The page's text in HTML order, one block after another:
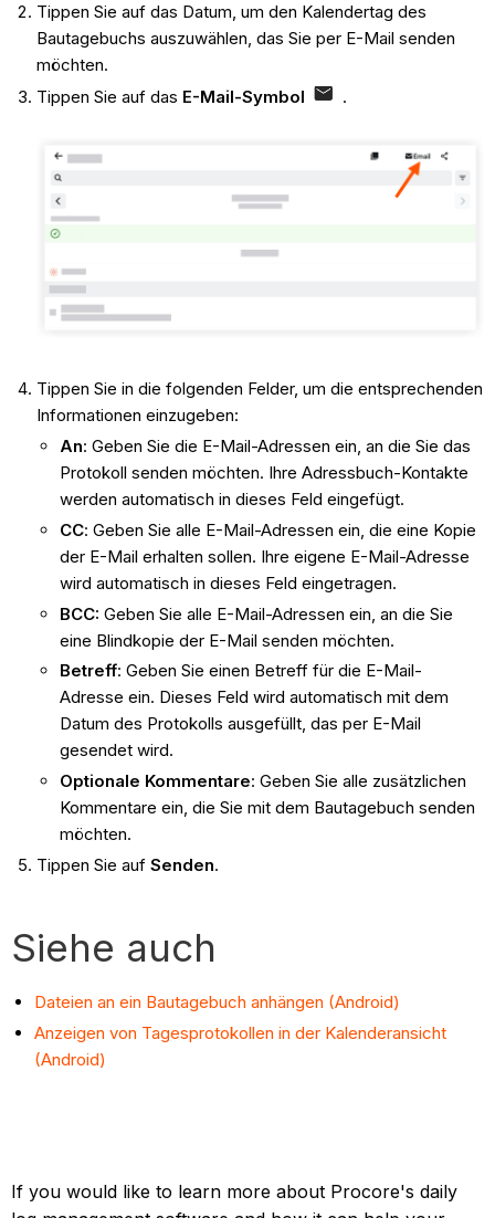
Tippen Sie auf das Datum, um den Kalendertag des
Bautagebuchs auszuwählen, das Sie per E-Mail senden
möchten.
Tippen Sie auf das E-Mail-Symbol .
Tippen Sie in die folgenden Felder, um die entsprechenden
Informationen einzugeben:
An: Geben Sie die E-Mail-Adressen ein, an die Sie das
Protokoll senden möchten. Ihre Adressbuch-Kontakte
werden automatisch in dieses Feld eingefügt.
CC: Geben Sie alle E-Mail-Adressen ein, die eine Kopie
der E-Mail erhalten sollen. Ihre eigene E-Mail-Adresse
wird automatisch in dieses Feld eingetragen.
BCC: Geben Sie alle E-Mail-Adressen ein, an die Sie
eine Blindkopie der E-Mail senden möchten.
Betreff: Geben Sie einen Betreff für die E-Mail-
Adresse ein. Dieses Feld wird automatisch mit dem
Datum des Protokolls ausgefüllt, das per E-Mail
gesendet wird.
Optionale Kommentare: Geben Sie alle zusätzlichen
Kommentare ein, die Sie mit dem Bautagebuch senden
möchten.
Tippen Sie auf Senden.
Siehe auch
Dateien an ein Bautagebuch anhängen (Android)
Anzeigen von Tagesprotokollen in der Kalenderansicht
(Android)
If you would like to learn more about Procore's daily